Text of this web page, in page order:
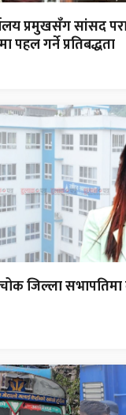
प्रमुखसँग सांसद
पहल गर्ने प्रतिबद्धता
जिल्ला